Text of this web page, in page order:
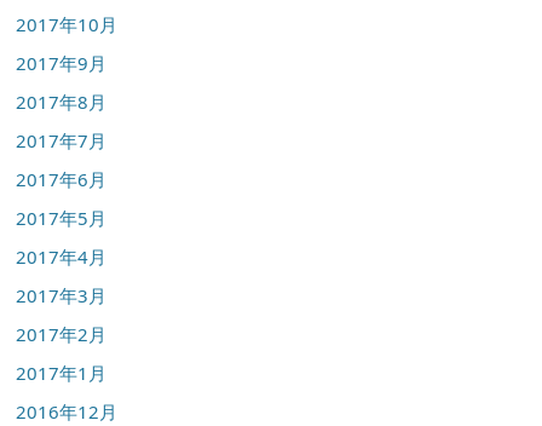
2017年10月
2017年9月
2017年8月
2017年7月
2017年6月
2017年5月
2017年4月
2017年3月
2017年2月
2017年1月
2016年12月